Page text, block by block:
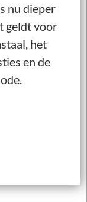
nu dieper
geldt voor
het
en de